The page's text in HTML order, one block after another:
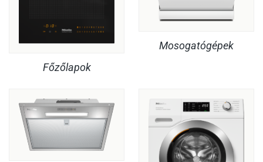
Főzőlapok
Mosogatógépek